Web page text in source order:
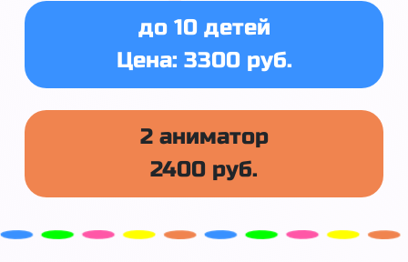
до 10 детей
Цена: 3300 руб.
2 аниматор
2400 руб.